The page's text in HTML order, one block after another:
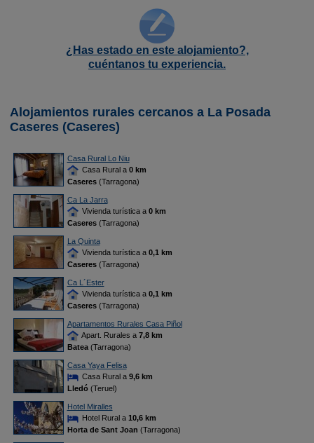
¿Has estado en este alojamiento?,
cuéntanos tu experiencia.
Alojamientos rurales cercanos a La Posada
Caseres (Caseres)
Casa Rural Lo Niu
Casa Rural a 0 km
Caseres(Tarragona)
Ca La Jarra
Vivienda turística a 0 km
Caseres(Tarragona)
La Quinta
Vivienda turística a 0,1 km
Caseres(Tarragona)
Ca L´Ester
Vivienda turística a 0,1 km
Caseres(Tarragona)
Apartamentos Rurales Casa Piñol
Apart. Rurales a 7,8 km
Batea(Tarragona)
Casa Yaya Felisa
Casa Rural a 9,6 km
Lledó(Teruel)
Hotel Miralles
Hotel Rural a 10,6 km
Horta de Sant Joan (Tarragona)